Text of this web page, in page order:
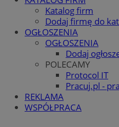
Katalog firm
Dodaj firmę do
OGŁOSZENIA
OGŁOSZENIA
Dodaj
POLECAMY
Protocol IT
Pracuj.pl -
REKLAMA
WSPÓŁPRACA